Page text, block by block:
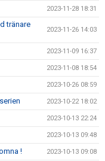
2023-11-28 18:31
tränare
2023-11-26 14:03
2023-11-09 16:37
2023-11-08 18:54
2023-10-26 08:59
2023-10-22 18:02
2023-10-13 22:24
2023-10-13 09:48
! 2023-10-13 09:08